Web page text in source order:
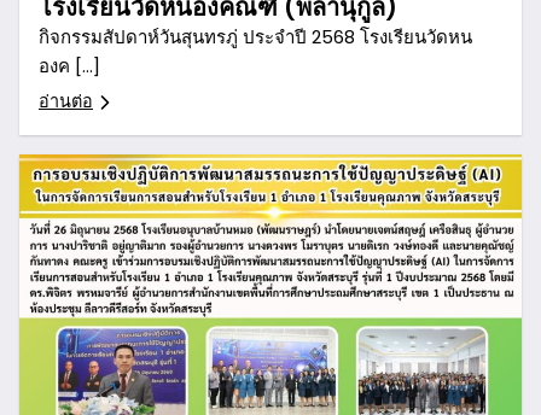
โรงเรียนวัดหนองคณฑี (พลานุกูล)
กิจกรรมสัปดาห์วันสุนทรภู่ ประจำปี 2568 โรงเรียนวัดหน
องค […]
อ่านต่อ